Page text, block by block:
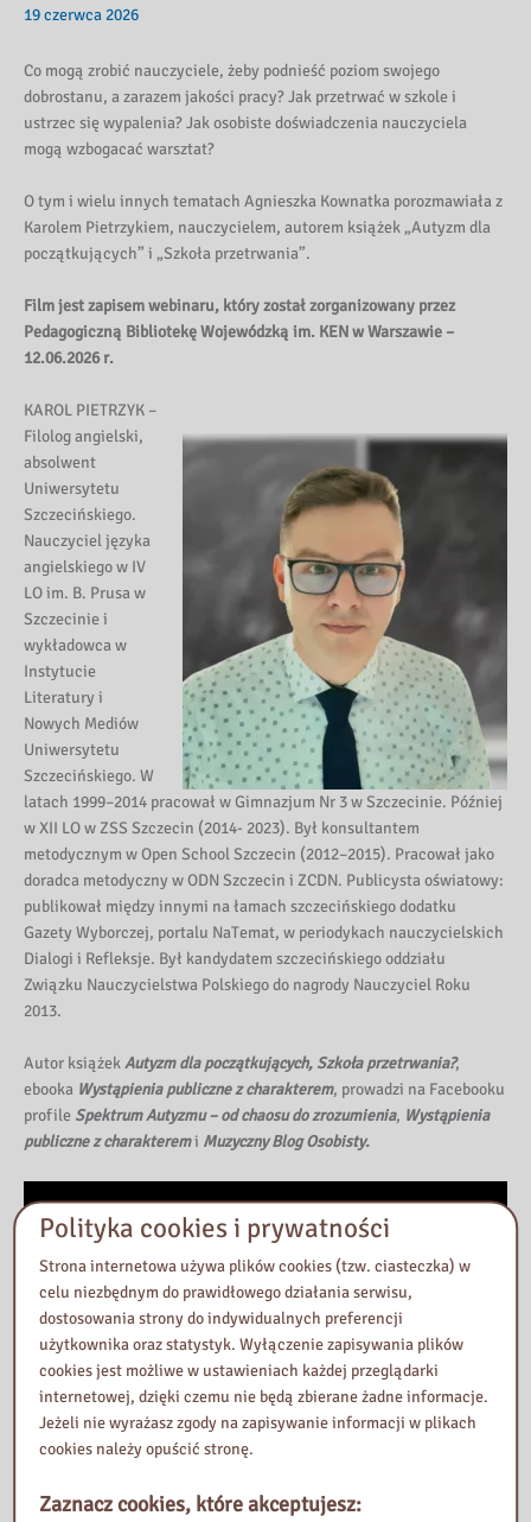
19 czerwca 2026
Co mogą zrobić nauczyciele, żeby podnieść poziom swojego
dobrostanu, a zarazem jakości pracy? Jak przetrwać w szkole i
ustrzec się wypalenia? Jak osobiste doświadczenia nauczyciela
mogą wzbogacać warsztat?
O tym i wielu innych tematach Agnieszka Kownatka porozmawiała z
Karolem Pietrzykiem, nauczycielem, autorem książek „Autyzm dla
początkujących” i „Szkoła przetrwania”.
Film jest zapisem webinaru, który został zorganizowany przez
Pedagogiczną Bibliotekę Wojewódzką im. KEN w Warszawie –
12.06.2026 r.
KAROL PIETRZYK –
Filolog angielski,
absolwent
Uniwersytetu
Szczecińskiego.
Nauczyciel języka
angielskiego w IV
LO im. B. Prusa w
Szczecinie i
wykładowca w
Instytucie
Literatury i
Nowych Mediów
Uniwersytetu
Szczecińskiego. W
latach 1999–2014 pracował w Gimnazjum Nr 3 w Szczecinie. Później
w XII LO w ZSS Szczecin (2014- 2023). Był konsultantem
metodycznym w Open School Szczecin (2012–2015). Pracował jako
doradca metodyczny w ODN Szczecin i ZCDN. Publicysta oświatowy:
publikował między innymi na łamach szczecińskiego dodatku
Gazety Wyborczej, portalu NaTemat, w periodykach nauczycielskich
Dialogi i Refleksje. Był kandydatem szczecińskiego oddziału
Związku Nauczycielstwa Polskiego do nagrody Nauczyciel Roku
2013.
Autor książekAutyzm dla początkujących, Szkoła przetrwania?,
ebooka Wystąpienia publiczne z charakterem, prowadzi na Facebooku
profile Spektrum Autyzmu – od chaosu do zrozumienia, Wystąpienia
publiczne z charakteremi Muzyczny Blog Osobisty.
Polityka cookies i prywatności
Strona internetowa używa plików cookies (tzw. ciasteczka) w
celu niezbędnym do prawidłowego działania serwisu,
dostosowania strony do indywidualnych preferencji
użytkownika oraz statystyk. Wyłączenie zapisywania plików
cookies jest możliwe w ustawieniach każdej przeglądarki
internetowej, dzięki czemu nie będą zbierane żadne informacje.
Jeżeli nie wyrażasz zgody na zapisywanie informacji w plikach
cookies należy opuścić stronę.
Zaznacz cookies, które akceptujesz: